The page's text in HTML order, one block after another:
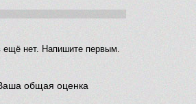
ещё нет. Напишите первым.
общая оценка